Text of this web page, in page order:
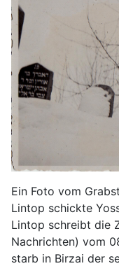
Ein Foto vom
Lintop schickte
Lintop schreibt die
Nachrichten) vom
starb in Birzai der